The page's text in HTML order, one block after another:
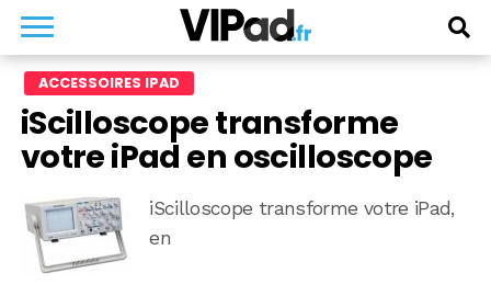
ACCESSOIRES IPAD
iScilloscope transforme
votre iPad en oscilloscope
iScilloscope transforme votre iPad,
en